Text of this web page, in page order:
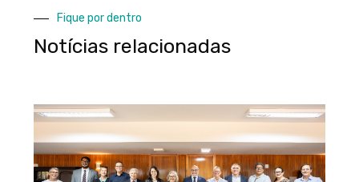
Fique por dentro
Notícias relacionadas